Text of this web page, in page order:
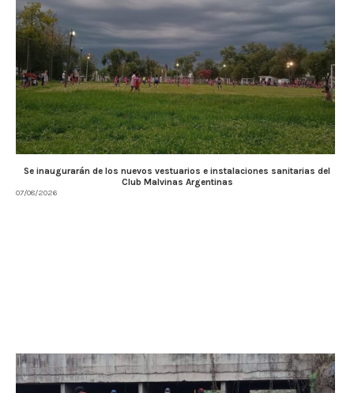
Se inaugurarán de los nuevos vestuarios e instalaciones sanitarias del
Club Malvinas Argentinas
07/08/2026